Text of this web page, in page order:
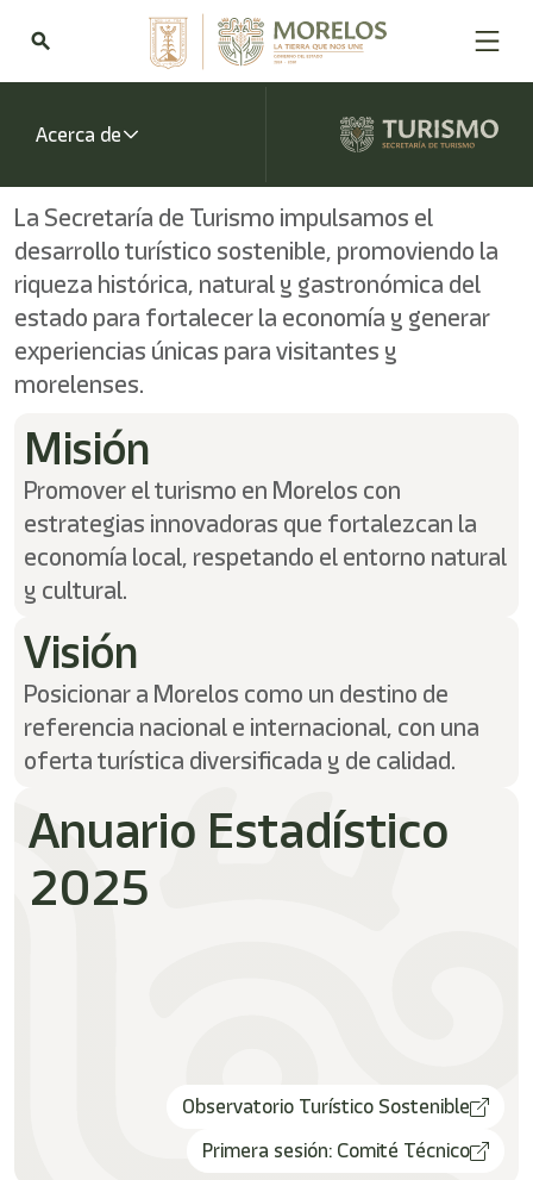
de
Para
iniciar
lector
de
pantalla
Accesibilidad,
presione
"Ctrl
Este
acceso
directo
pantalla
ayudarle
navegar
interactuar
search
Acerca de
La Secretaría de Turismo impulsamos el
desarrollo turístico sostenible, promoviendo la
riqueza histórica, natural y gastronómica del
estado para fortalecer la economía y generar
experiencias únicas para visitantes y
morelenses.
Misión
Promover el turismo en Morelos con
estrategias innovadoras que fortalezcan la
economía local, respetando el entorno natural
y cultural.
Visión
Posicionar a Morelos como un destino de
referencia nacional e internacional, con una
oferta turística diversificada y de calidad.
Anuario Estadístico
2025
Observatorio Turístico Sostenible
Primera sesión: Comité Técnico